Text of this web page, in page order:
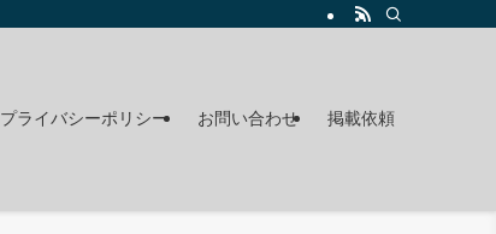
プライバシーポリシー お問い合わせ 掲載依頼